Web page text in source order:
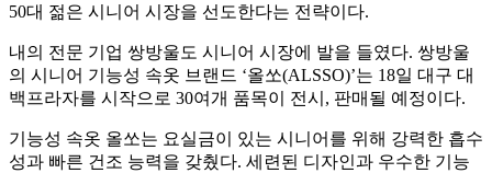
50대 젊은 시니어 시장을 선도한다는 전략이다.
내의 전문 기업 쌍방울도 시니어 시장에 발을 들였다. 쌍방울
의 시니어 기능성 속옷 브랜드 ‘올쏘(ALSSO)’는 18일 대구 대
백프라자를 시작으로 30여개 품목이 전시, 판매될 예정이다.
기능성 속옷 올쏘는 요실금이 있는 시니어를 위해 강력한 흡수
성과 빠른 건조 능력을 갖췄다. 세련된 디자인과 우수한 기능